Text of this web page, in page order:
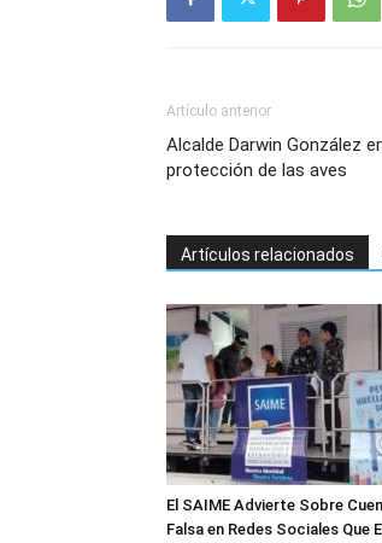
Artículo anterior
Alcalde Darwin González
protección de las aves
Artículos relacionados
El SAIME Advierte Sobre
Falsa en Redes Sociales Que